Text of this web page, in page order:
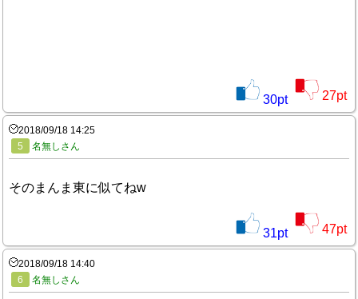
30pt 27pt
2018/09/18 14:25
5
名無しさん
そのまんま東に似てねw
31pt 47pt
2018/09/18 14:40
6
名無しさん